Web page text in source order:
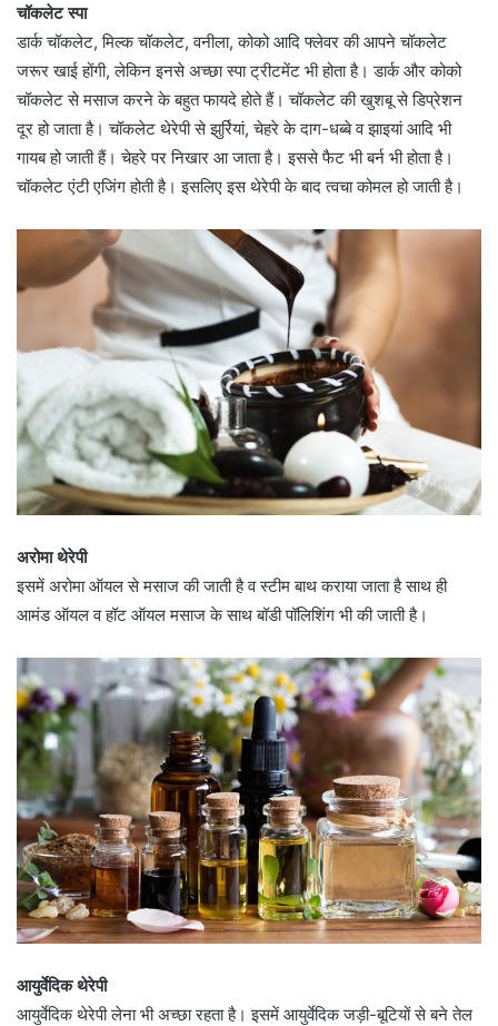
चॉकलेट स्पा
डार्क चॉकलेट, मिल्क चॉकलेट, वनीला, कोको आदि फ्लेवर की आपने चॉकलेट
जरूर खाई होंगी, लेकिन इनसे अच्छा स्पा ट्रीटमेंट भी होता है। डार्क और कोको
चॉकलेट से मसाज करने के बहुत फायदे होते हैं। चॉकलेट की खुशबू से डिप्रेशन
दूर हो जाता है। चॉकलेट थेरेपी से झुर्रियां, चेहरे के दाग-धब्बे व झाइयां आदि भी
गायब हो जाती हैं। चेहरे पर निखार आ जाता है। इससे फैट भी बर्न भी होता है।
चॉकलेट एंटी एजिंग होती है। इसलिए इस थेरेपी के बाद त्वचा कोमल हो जाती है।
अरोमा थेरेपी
इसमें अरोमा ऑयल से मसाज की जाती है व स्टीम बाथ कराया जाता है साथ ही
आमंड ऑयल व हॉट ऑयल मसाज के साथ बॉडी पॉलिशिंग भी की जाती है।
आयुर्वेदिक थेरेपी
आयुर्वेदिक थेरेपी लेना भी अच्छा रहता है। इसमें आयुर्वेदिक जड़ी-बूटियों से बने तेल